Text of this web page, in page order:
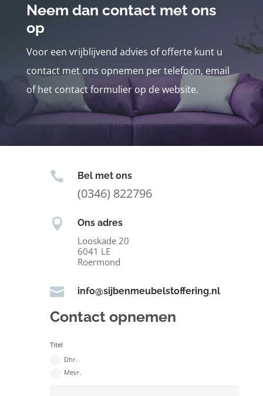
Neem dan contact met ons
op
Voor een vrijblijvend advies of offerte kunt u
contact met ons opnemen per telefoon, email
of het contact formulier op de website.
 Bel met ons
(0346) 822796
 Ons adres
Looskade 20
6041 LE
Roermond
 info@sijbenmeubelstoffering.nl
Contact opnemen
Titel
Dhr.
Mevr.